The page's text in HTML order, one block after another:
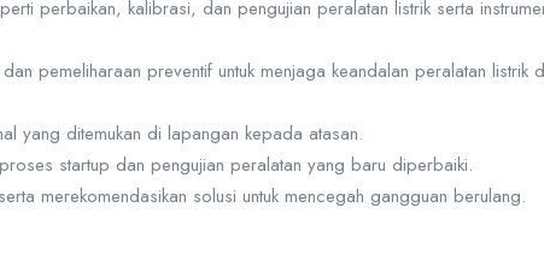
perbaikan, kalibrasi, dan pengujian peralatan listrik serta
pemeliharaan preventif untuk menjaga keandalan peralatan listrik
yang ditemukan di lapangan kepada atasan.
startup dan pengujian peralatan yang baru diperbaiki.
merekomendasikan solusi untuk mencegah gangguan berulang.